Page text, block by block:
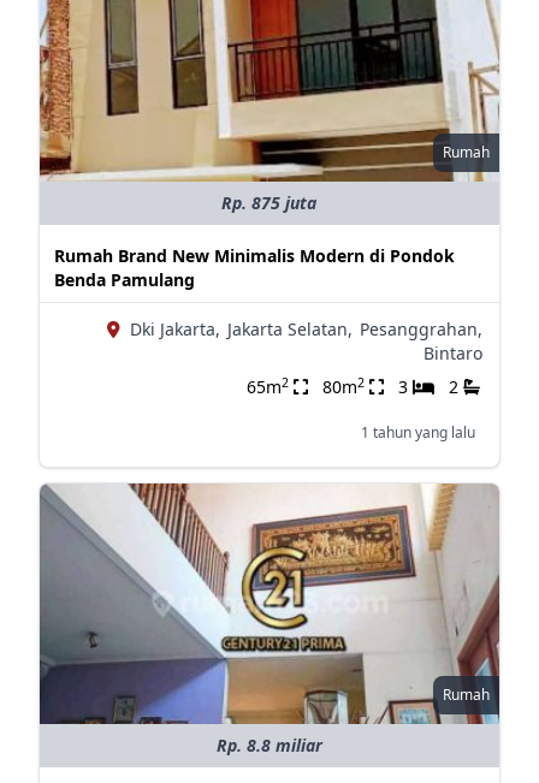
Rumah
Rp. 875 juta
Rumah Brand New Minimalis Modern di Pondok
Benda Pamulang
Dki Jakarta, Jakarta Selatan, Pesanggrahan,
Bintaro
65m2 80m2 3 2
1 tahun yang lalu
Rumah
Rp. 8.8 miliar